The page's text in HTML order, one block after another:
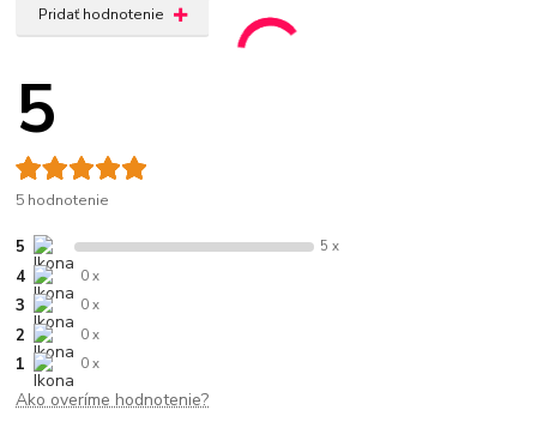
Pridať hodnotenie
5
5 hodnotenie
5 5 x
4 0 x
3 0 x
2 0 x
1 0 x
Ako overíme hodnotenie?